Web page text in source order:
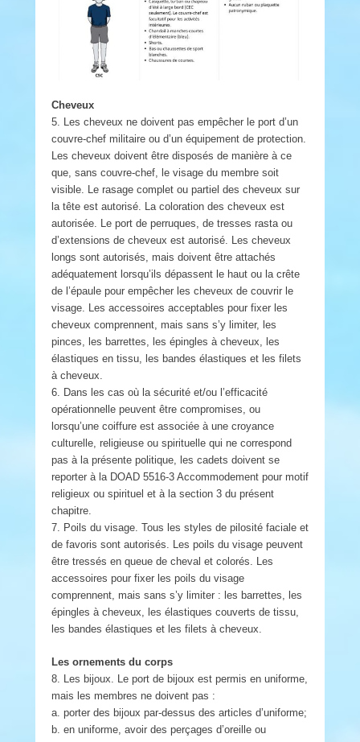
Cheveux
5. Les cheveux ne doivent pas empêcher le port d’un
couvre-chef militaire ou d’un équipement de protection.
Les cheveux doivent être disposés de manière à ce
que, sans couvre-chef, le visage du membre soit
visible. Le rasage complet ou partiel des cheveux sur
la tête est autorisé. La coloration des cheveux est
autorisée. Le port de perruques, de tresses rasta ou
d’extensions de cheveux est autorisé. Les cheveux
longs sont autorisés, mais doivent être attachés
adéquatement lorsqu’ils dépassent le haut ou la crête
de l’épaule pour empêcher les cheveux de couvrir le
visage. Les accessoires acceptables pour fixer les
cheveux comprennent, mais sans s’y limiter, les
pinces, les barrettes, les épingles à cheveux, les
élastiques en tissu, les bandes élastiques et les filets
à cheveux.
6. Dans les cas où la sécurité et/ou l’efficacité
opérationnelle peuvent être compromises, ou
lorsqu’une coiffure est associée à une croyance
culturelle, religieuse ou spirituelle qui ne correspond
pas à la présente politique, les cadets doivent se
reporter à la DOAD 5516-3 Accommodement pour motif
religieux ou spirituel et à la section 3 du présent
chapitre.
7. Poils du visage. Tous les styles de pilosité faciale et
de favoris sont autorisés. Les poils du visage peuvent
être tressés en queue de cheval et colorés. Les
accessoires pour fixer les poils du visage
comprennent, mais sans s’y limiter : les barrettes, les
épingles à cheveux, les élastiques couverts de tissu,
les bandes élastiques et les filets à cheveux.
Les ornements du corps
8. Les bijoux. Le port de bijoux est permis en uniforme,
mais les membres ne doivent pas :
a. porter des bijoux par-dessus des articles d’uniforme;
b. en uniforme, avoir des perçages d’oreille ou